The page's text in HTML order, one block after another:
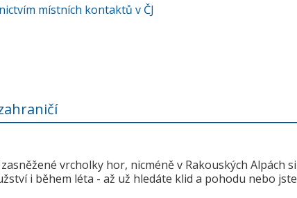
místních kontaktů v ČJ
vrcholky hor, nicméně v Rakouských Alpách si
i během léta - až už hledáte klid a pohodu nebo jste